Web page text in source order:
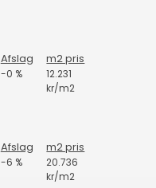
Afslag m2 pris
-0 %
12.231
kr/m2
Afslag m2 pris
-6 %
20.736
kr/m2